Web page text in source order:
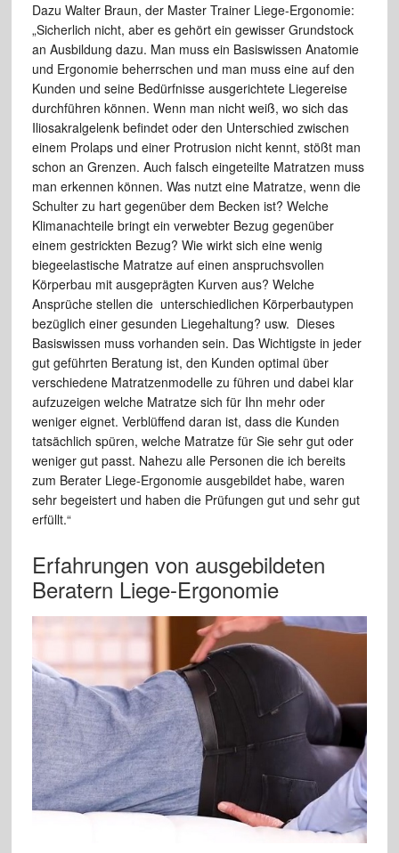
Dazu Walter Braun, der Master Trainer Liege-Ergonomie:
„Sicherlich nicht, aber es gehört ein gewisser Grundstock
an Ausbildung dazu. Man muss ein Basiswissen Anatomie
und Ergonomie beherrschen und man muss eine auf den
Kunden und seine Bedürfnisse ausgerichtete Liegereise
durchführen können. Wenn man nicht weiß, wo sich das
Iliosakralgelenk befindet oder den Unterschied zwischen
einem Prolaps und einer Protrusion nicht kennt, stößt man
schon an Grenzen. Auch falsch eingeteilte Matratzen muss
man erkennen können. Was nutzt eine Matratze, wenn die
Schulter zu hart gegenüber dem Becken ist? Welche
Klimanachteile bringt ein verwebter Bezug gegenüber
einem gestrickten Bezug? Wie wirkt sich eine wenig
biegeelastische Matratze auf einen anspruchsvollen
Körperbau mit ausgeprägten Kurven aus? Welche
Ansprüche stellen die unterschiedlichen Körperbautypen
bezüglich einer gesunden Liegehaltung? usw. Dieses
Basiswissen muss vorhanden sein. Das Wichtigste in jeder
gut geführten Beratung ist, den Kunden optimal über
verschiedene Matratzenmodelle zu führen und dabei klar
aufzuzeigen welche Matratze sich für Ihn mehr oder
weniger eignet. Verblüffend daran ist, dass die Kunden
tatsächlich spüren, welche Matratze für Sie sehr gut oder
weniger gut passt. Nahezu alle Personen die ich bereits
zum Berater Liege-Ergonomie ausgebildet habe, waren
sehr begeistert und haben die Prüfungen gut und sehr gut
erfüllt.“
Erfahrungen von ausgebildeten
Beratern Liege-Ergonomie